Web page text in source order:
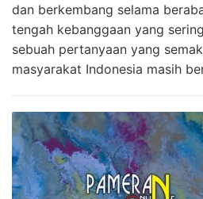
dan berkembang selama
tengah kebanggaan yang
sebuah pertanyaan yang
masyarakat Indonesia masih